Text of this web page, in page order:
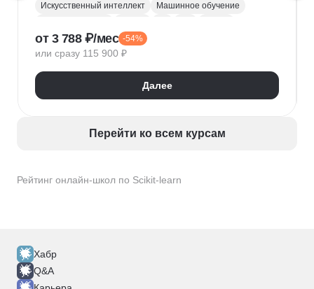
Рейтинг онлайн-школ по Scikit-learn
Искусственный интеллект
Машинное обучение
ООП
SQL Извлечение данных
MongoDB
Статистика
LLM
RAG
от 3 788 ₽/мес -54%
или сразу 115 900 ₽
Далее
Перейти ко всем курсам
Хабр
Q&A